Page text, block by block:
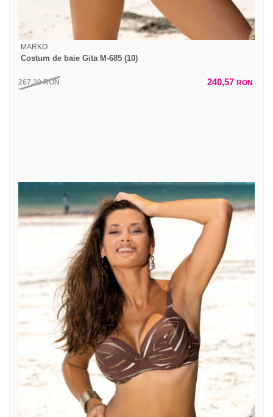
MARKO
Costum de baie Gita M-685 (10)
267,30RON 240,57 RON